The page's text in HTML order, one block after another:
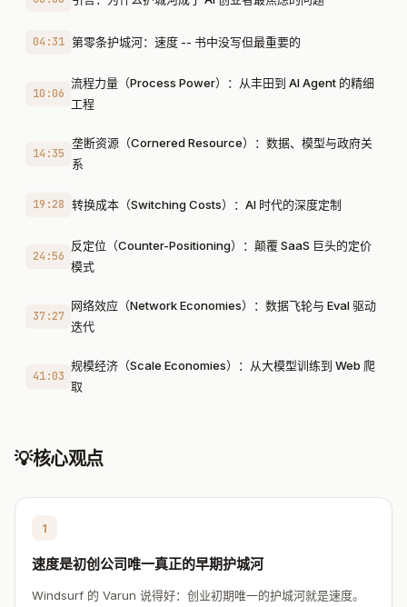
04:31 第零条护城河：速度 -- 书中没写但最重要的
10:06
流程力量（Process Power）：从丰田到 AI Agent 的精细
工程
14:35
垄断资源（Cornered Resource）：数据、模型与政府关
系
19:28 转换成本（Switching Costs）：AI 时代的深度定制
24:56
反定位（Counter-Positioning）：颠覆 SaaS 巨头的定价
模式
37:27
网络效应（Network Economies）：数据飞轮与 Eval 驱动
迭代
41:03
规模经济（Scale Economies）：从大模型训练到 Web 爬
取
💡核心观点
1
速度是初创公司唯一真正的早期护城河
Windsurf 的 Varun 说得好：创业初期唯一的护城河就是速度。